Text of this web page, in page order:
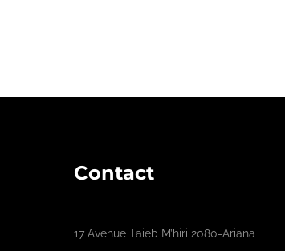
Contact
17 Avenue Taieb M’hiri 2080-Ariana